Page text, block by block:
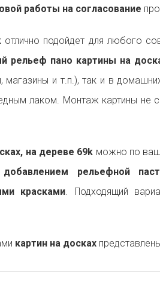
работы на согласование
отлично подойдет для любого
рельеф пано картины на
магазины и т.п.), так и в
лаком. Монтаж картины не
на дереве 69k можно по
рельефной
красками . Подходящий
картин на досках